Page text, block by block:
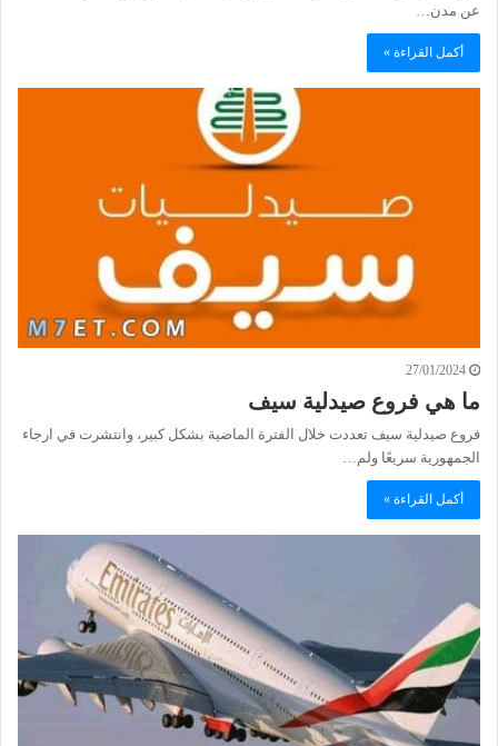
عن مدن…
أكمل القراءة »
27/01/2024
ما هي فروع صيدلية سيف
فروع صيدلية سيف تعددت خلال الفترة الماضية بشكل كبير، وانتشرت في ارجاء
الجمهورية سريعًا ولم…
أكمل القراءة »